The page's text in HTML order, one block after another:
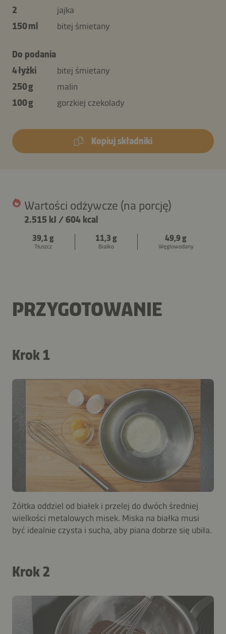
2
jajka
150 ml
bitej śmietany
Do podania
4 łyżki
bitej śmietany
250 g
malin
100 g
gorzkiej czekolady
Kopiuj składniki
Wartości odżywcze (na porcję)
2.515 kJ /604 kcal
39,1 g
Tłuszcz
11,3 g
Białko
49,9 g
Węglowodany
PRZYGOTOWANIE
Krok 1
Żółtka oddziel od białek i przelej do dwóch średniej
wielkości metalowych misek. Miska na białka musi
być idealnie czysta i sucha, aby piana dobrze się ubiła.
Krok 2